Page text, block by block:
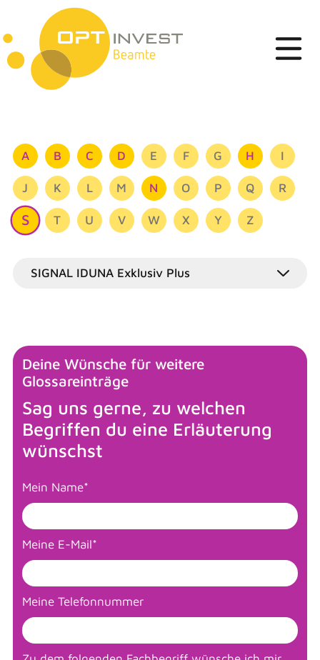
A B C D E F G H I
J K L M N O P Q R
S T U V W X Y Z
SIGNAL IDUNA Exklusiv Plus
Deine Wünsche für weitere
Glossareinträge
Sag uns gerne, zu welchen
Begriffen du eine Erläuterung
wünschst
Mein Name*
Meine E-Mail*
Meine Telefonnummer